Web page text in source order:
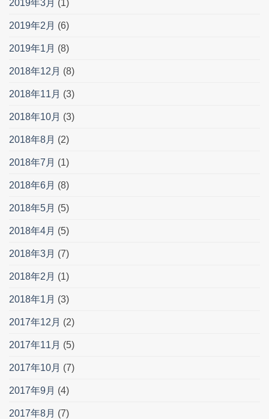
2019年3月 (1)
2019年2月 (6)
2019年1月 (8)
2018年12月 (8)
2018年11月 (3)
2018年10月 (3)
2018年8月 (2)
2018年7月 (1)
2018年6月 (8)
2018年5月 (5)
2018年4月 (5)
2018年3月 (7)
2018年2月 (1)
2018年1月 (3)
2017年12月 (2)
2017年11月 (5)
2017年10月 (7)
2017年9月 (4)
2017年8月 (7)